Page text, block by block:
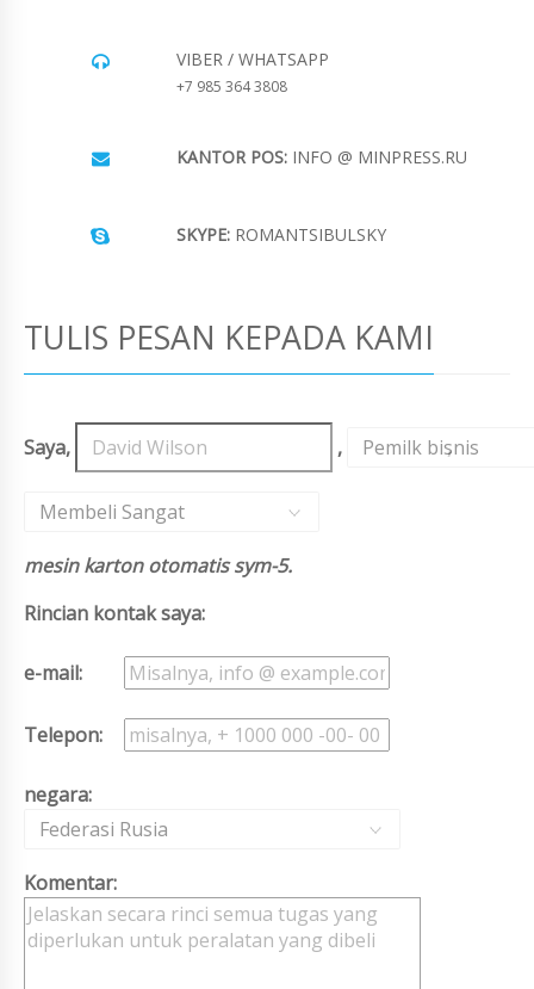
VIBER / WHATSAPP
+7 985 364 3808
KANTOR POS: INFO @ MINPRESS.RU
SKYPE: ROMANTSIBULSKY
TULIS PESAN KEPADA KAMI
Saya, , Pemilk bisnis
,
Membeli Sangat
mesin karton otomatis sym-5.
Rincian kontak saya:
e-mail:
Telepon:
negara:
Federasi Rusia
Komentar: